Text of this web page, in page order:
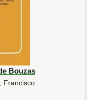
Bouzas
Francisco